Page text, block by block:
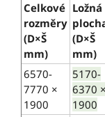
Celkové
rozměry
(D×Š
mm)
Ložná
(D×Š
mm)
6570-
7770 ×
1900
5170-
6370 ×
1900